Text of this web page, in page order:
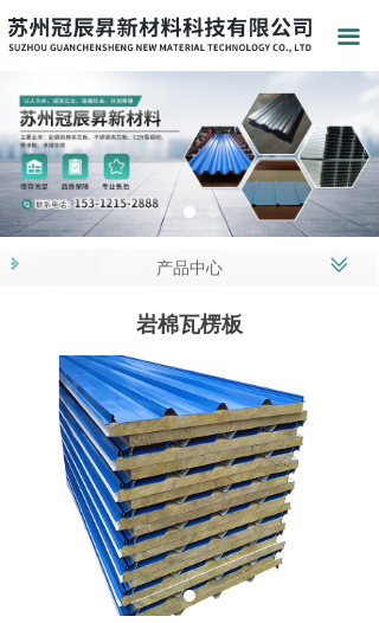
끀
产品中心 ꅂ
岩棉瓦楞板